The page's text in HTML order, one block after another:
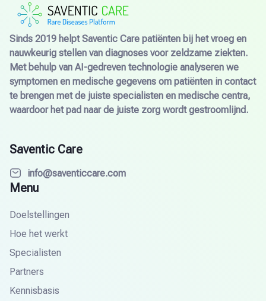
Sinds 2019 helpt Saventic Care patiënten bij het vroeg en
nauwkeurig stellen van diagnoses voor zeldzame ziekten.
Met behulp van AI-gedreven technologie analyseren we
symptomen en medische gegevens om patiënten in contact
te brengen met de juiste specialisten en medische centra,
waardoor het pad naar de juiste zorg wordt gestroomlijnd.
Saventic Care
info@saventiccare.com
Menu
Doelstellingen
Hoe het werkt
Specialisten
Partners
Kennisbasis